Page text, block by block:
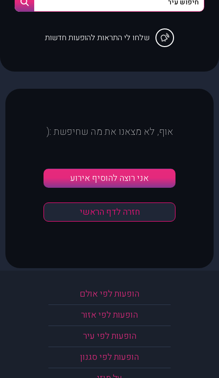
שלחו לי התראות להופעות חדשות
אוף, לא מצאנו את מה שחיפשת :(
אני רוצה להוסיף אירוע
חזרה לדף הראשי
הופעות לפי אולם
הופעות לפי אזור
הופעות לפי עיר
הופעות לפי סגנון